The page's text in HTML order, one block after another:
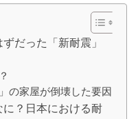
だった「新耐震」
の家屋が倒壊した要因
？日本における耐